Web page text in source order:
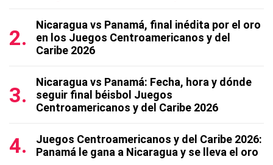
Nicaragua vs Panamá, final inédita por el oro
en los Juegos Centroamericanos y del
Caribe 2026
Nicaragua vs Panamá: Fecha, hora y dónde
seguir final béisbol Juegos
Centroamericanos y del Caribe 2026
Juegos Centroamericanos y del Caribe 2026:
Panamá le gana a Nicaragua y se lleva el oro